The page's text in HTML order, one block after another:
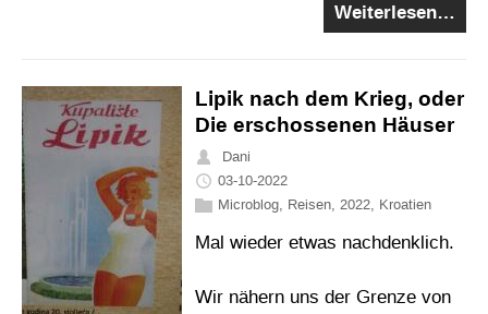
Weiterlesen…
Lipik nach dem Krieg, oder
Die erschossenen Häuser
Dani
03-10-2022
Microblog, Reisen, 2022, Kroatien
Mal wieder etwas nachdenklich.
Wir nähern uns der Grenze von